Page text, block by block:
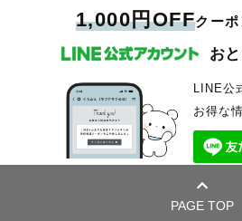
1,000円OFFクー
お
LINE公
お得な
PAGE TOP